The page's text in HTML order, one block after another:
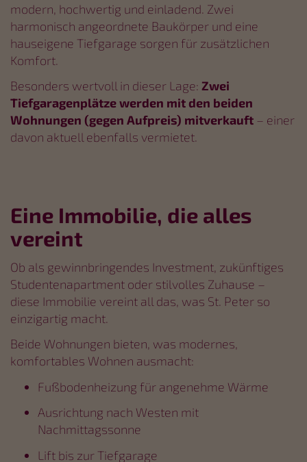
modern, hochwertig und einladend. Zwei
harmonisch angeordnete Baukörper und eine
hauseigene Tiefgarage sorgen für zusätzlichen
Komfort.
Besonders wertvoll in dieser Lage: Zwei
Tiefgaragenplätze werden mit den beiden
Wohnungen (gegen Aufpreis) mitverkauft – einer
davon aktuell ebenfalls vermietet.
Eine Immobilie, die alles
vereint
Ob als gewinnbringendes Investment, zukünftiges
Studentenapartment oder stilvolles Zuhause –
diese Immobilie vereint all das, was St. Peter so
einzigartig macht.
Beide Wohnungen bieten, was modernes,
komfortables Wohnen ausmacht:
Fußbodenheizung für angenehme Wärme
Ausrichtung nach Westen mit
Nachmittagssonne
Lift bis zur Tiefgarage